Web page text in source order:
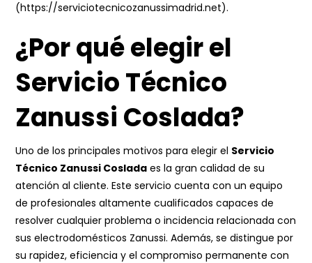
(https://serviciotecnicozanussimadrid.net).
¿Por qué elegir el
Servicio Técnico
Zanussi Coslada?
Uno de los principales motivos para elegir el Servicio
Técnico Zanussi Coslada es la gran calidad de su
atención al cliente. Este servicio cuenta con un equipo
de profesionales altamente cualificados capaces de
resolver cualquier problema o incidencia relacionada con
sus electrodomésticos Zanussi. Además, se distingue por
su rapidez, eficiencia y el compromiso permanente con